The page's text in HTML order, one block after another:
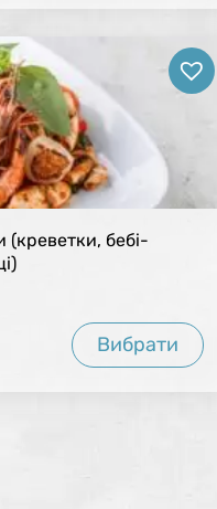
(креветки, бебі-
Вибрати